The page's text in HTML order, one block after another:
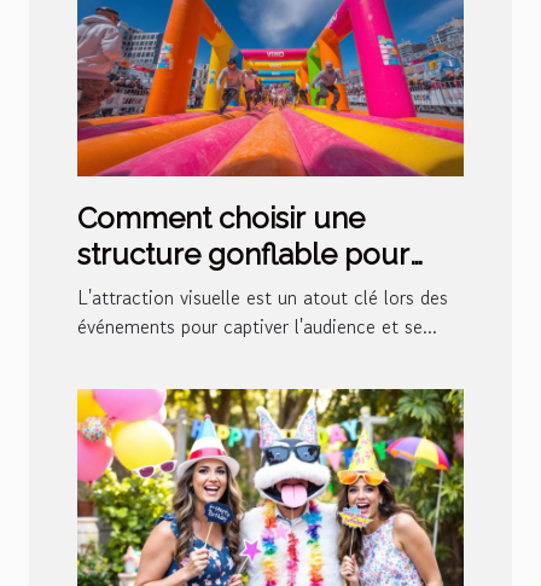
Comment choisir une
structure gonflable pour
maximiser votre visibilité lors
d'événements
L'attraction visuelle est un atout clé lors des
événements pour captiver l'audience et se...